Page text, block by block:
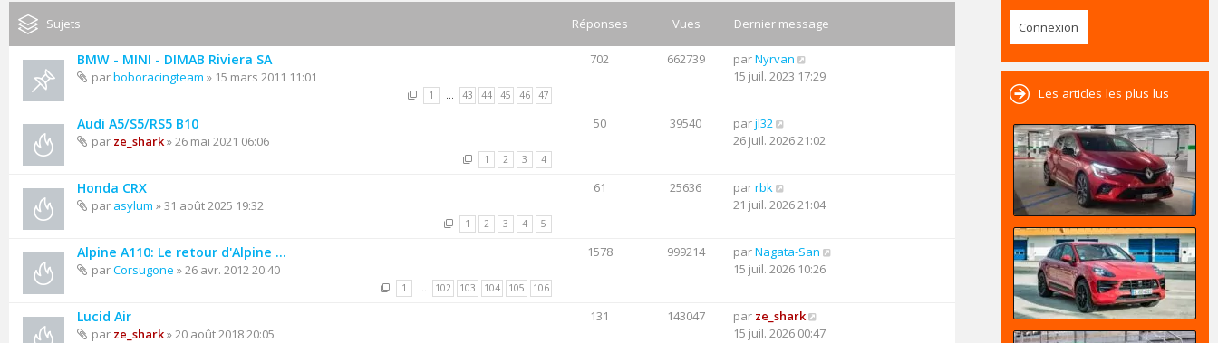
Sujets Réponses Vues Dernier message
BMW - MINI - DIMAB Riviera SA
parboboracingteam » 15 mars 2011 11:01
1 … 43 44 45 46 47
702 662739 parNyrvan
15 juil. 2023 17:29
Audi A5/S5/RS5 B10
par ze_shark» 26 mai 2021 06:06
1 2 3 4
50 39540 parjl32
26 juil. 2026 21:02
Honda CRX
par asylum » 31 août 2025 19:32
1 2 3 4 5
61 25636 parrbk
21 juil. 2026 21:04
Alpine A110: Le retour d'Alpine ...
parCorsugone » 26 avr. 2012 20:40
1 … 102 103 104 105 106
1578 999214 parNagata-San
15 juil. 2026 10:26
Lucid Air
par ze_shark» 20 août 2018 20:05
131 143047 par ze_shark
15 juil. 2026 00:47
Les articles les plus lus